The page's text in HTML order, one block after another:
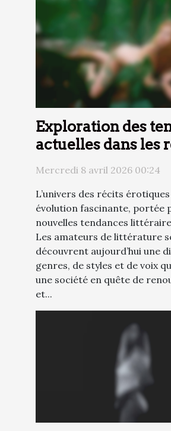
Exploration des
actuelles dans les
érotiques
Mercredi 8 avril 2026 00:24
L’univers des récits
évolution fascinante, portée
nouvelles tendances
Les amateurs de littérature
découvrent aujourd’hui une
genres, de styles et de voix
une société en quête de
et...